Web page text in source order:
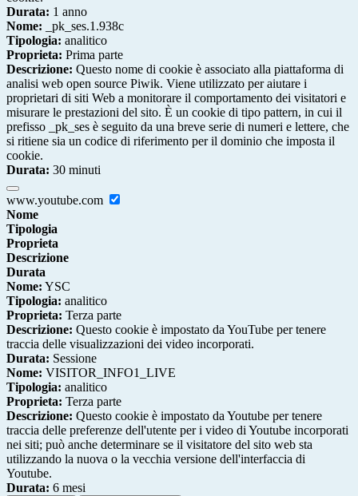
Durata: 1 anno
Nome: _pk_ses.1.938c
Tipologia: analitico
Proprieta: Prima parte
Descrizione: Questo nome di cookie è associato alla piattaforma di
analisi web open source Piwik. Viene utilizzato per aiutare i
proprietari di siti Web a monitorare il comportamento dei visitatori e
misurare le prestazioni del sito. È un cookie di tipo pattern, in cui il
prefisso _pk_ses è seguito da una breve serie di numeri e lettere, che
si ritiene sia un codice di riferimento per il dominio che imposta il
cookie.
Durata: 30 minuti
www.youtube.com
Nome
Tipologia
Proprieta
Descrizione
Durata
Nome: YSC
Tipologia: analitico
Proprieta: Terza parte
Descrizione: Questo cookie è impostato da YouTube per tenere
traccia delle visualizzazioni dei video incorporati.
Durata: Sessione
Nome: VISITOR_INFO1_LIVE
Tipologia: analitico
Proprieta: Terza parte
Descrizione: Questo cookie è impostato da Youtube per tenere
traccia delle preferenze dell'utente per i video di Youtube incorporati
nei siti; può anche determinare se il visitatore del sito web sta
utilizzando la nuova o la vecchia versione dell'interfaccia di
Youtube.
Durata: 6 mesi